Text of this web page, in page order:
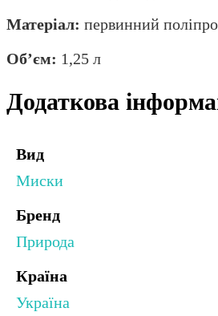
Матеріал: первинний
Об’єм: 1,25 л
Додаткова
Вид
Миски
Бренд
Природа
Країна
Україна